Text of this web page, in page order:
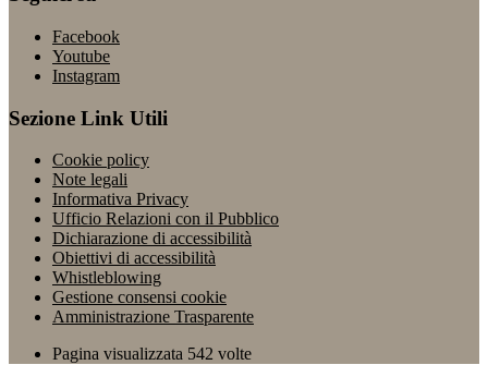
Facebook
Youtube
Instagram
Sezione Link Utili
Cookie policy
Note legali
Informativa Privacy
Ufficio Relazioni con il Pubblico
Dichiarazione di accessibilità
Obiettivi di accessibilità
Whistleblowing
Gestione consensi cookie
Amministrazione Trasparente
Pagina visualizzata 542 volte